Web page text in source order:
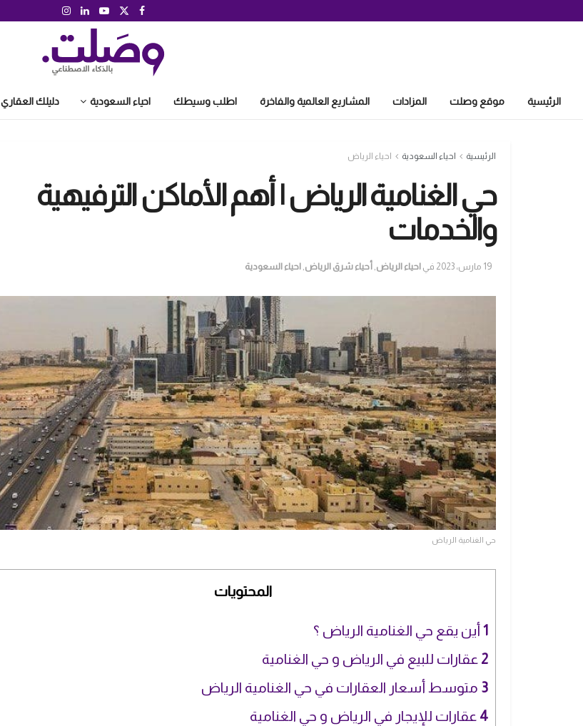
الرئيسية موقع وصلت المزادات المشاريع العالمية والفاخرة اطلب وسيطك احياء السعودية دليلك العقاري
الرئيسية احياء السعودية احياء الرياض
حي الغنامية الرياض | أهم الأماكن الترفيهية
والخدمات
19 مارس، 2023 في احياء الرياض أحياء شرق الرياض احياء السعودية
حي الغنامية الرياض
المحتويات
1 أين يقع حي الغنامية الرياض ؟
2 عقارات للبيع في الرياض و حي الغنامية
3 متوسط أسعار العقارات في حي الغنامية الرياض
4 عقارات للإيجار في الرياض و حي الغنامية